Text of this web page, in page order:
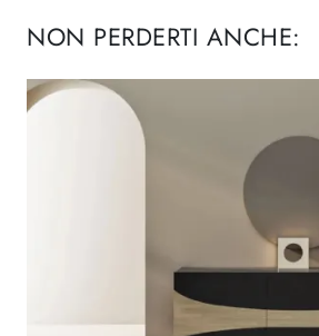
NON PERDERTI ANCHE: